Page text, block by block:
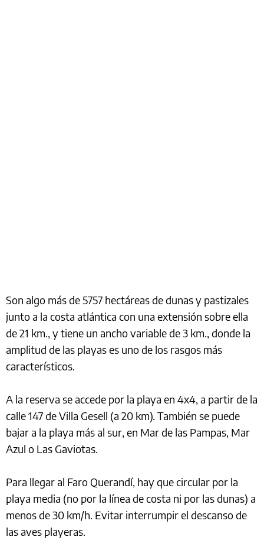
Son algo más de 5757 hectáreas de dunas y pastizales
junto a la costa atlántica con una extensión sobre ella
de 21 km., y tiene un ancho variable de 3 km., donde la
amplitud de las playas es uno de los rasgos más
característicos.
A la reserva se accede por la playa en 4x4, a partir de la
calle 147 de Villa Gesell (a 20 km). También se puede
bajar a la playa más al sur, en Mar de las Pampas, Mar
Azul o Las Gaviotas.
Para llegar al Faro Querandí, hay que circular por la
playa media (no por la línea de costa ni por las dunas) a
menos de 30 km/h. Evitar interrumpir el descanso de
las aves playeras.